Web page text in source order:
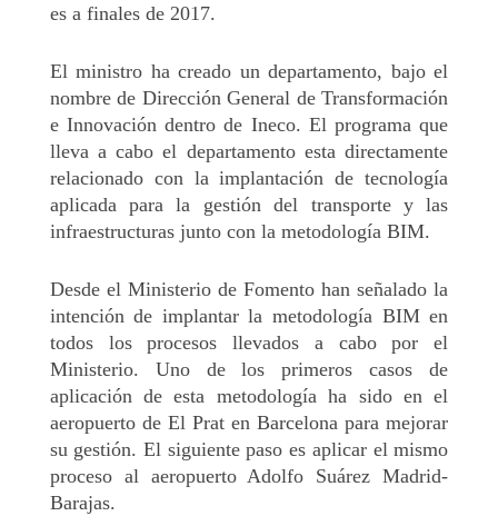
es a finales de 2017.
El ministro ha creado un departamento, bajo el
nombre de Dirección General de Transformación
e Innovación dentro de Ineco. El programa que
lleva a cabo el departamento esta directamente
relacionado con la implantación de tecnología
aplicada para la gestión del transporte y las
infraestructuras junto con la metodología BIM.
Desde el Ministerio de Fomento han señalado la
intención de implantar la metodología BIM en
todos los procesos llevados a cabo por el
Ministerio. Uno de los primeros casos de
aplicación de esta metodología ha sido en el
aeropuerto de El Prat en Barcelona para mejorar
su gestión. El siguiente paso es aplicar el mismo
proceso al aeropuerto Adolfo Suárez Madrid-
Barajas.